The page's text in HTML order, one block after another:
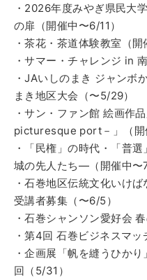
・2026年度みやぎ県民大
の扉（開催中〜6/11）
・茶花・茶道体験教室（開
・サマー・チャレンジ in
・JAいしのまき ジャンボ
まき地区大会（〜5/29）
・サン・ファン館 絵画作
picturesque port－」（開
・「民権」の時代・「普
城の先人たち―（開催中〜
・石巻地区伝統文化いけ
受講者募集（〜6/5）
・石巻シャンソン愛好会
・第4回 石巻ビジネスマッ
・企画展「帆を縫うひか
回（5/31）